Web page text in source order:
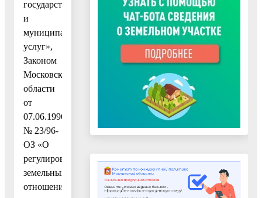
государственных
и
муниципальных
услуг»,
Законом
Московской
области
от
07.06.1996
№ 23/96-
ОЗ «О
регулировании
земельных
отношений